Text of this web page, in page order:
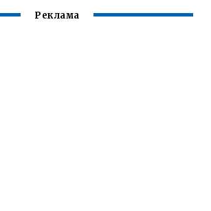
Реклама